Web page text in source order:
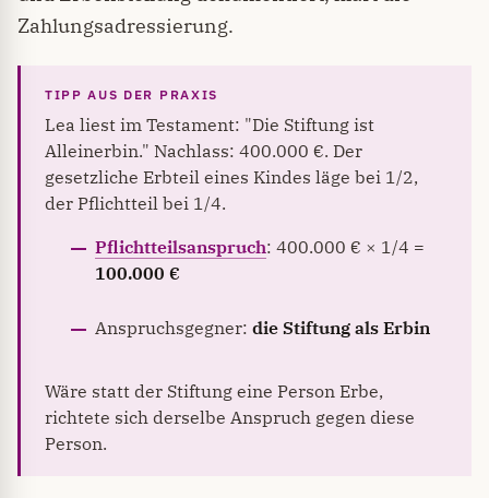
Zahlungsadressierung.
Lea liest im Testament: "Die Stiftung ist
Alleinerbin." Nachlass: 400.000 €. Der
gesetzliche Erbteil eines Kindes läge bei 1/2,
der Pflichtteil bei 1/4.
Pflichtteilsanspruch: 400.000 € × 1/4 =
100.000 €
Anspruchsgegner: die Stiftung als Erbin
Wäre statt der Stiftung eine Person Erbe,
richtete sich derselbe Anspruch gegen diese
Person.